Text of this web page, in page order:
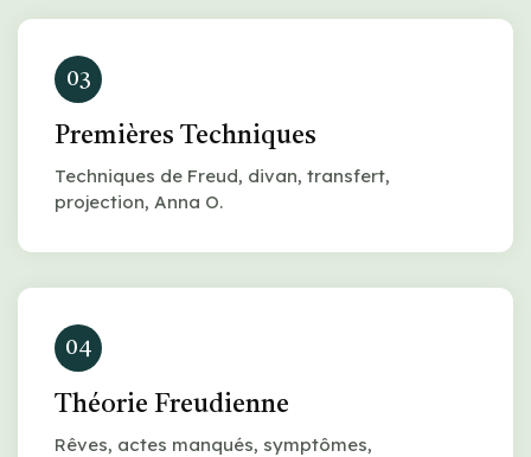
03
Premières Techniques
Techniques de Freud, divan, transfert,
projection, Anna O.
04
Théorie Freudienne
Rêves, actes manqués, symptômes,